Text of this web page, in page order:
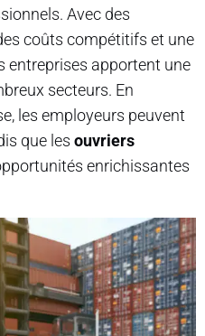
Avec des
coûts compétitifs et une
entreprises apportent une
secteurs. En
les employeurs peuvent
que les ouvriers
enrichissantes